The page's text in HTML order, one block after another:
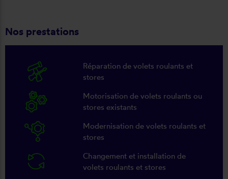
Nos prestations
Réparation de volets roulants et
stores
Motorisation de volets roulants ou
stores existants
Modernisation de volets roulants et
stores
Changement et installation de
volets roulants et stores